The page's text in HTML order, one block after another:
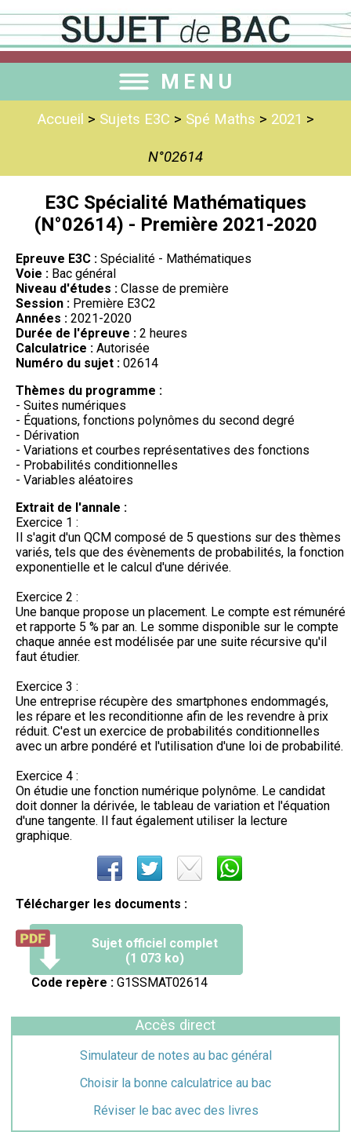
MENU
Accueil > Sujets E3C > Spé Maths > 2021 >
N°02614
E3C Spécialité Mathématiques
(N°02614) - Première 2021-2020
Epreuve E3C : Spécialité - Mathématiques
Voie : Bac général
Niveau d'études : Classe de première
Session : Première E3C2
Années : 2021-2020
Durée de l'épreuve : 2 heures
Calculatrice : Autorisée
Numéro du sujet : 02614
Thèmes du programme :
- Suites numériques
- Équations, fonctions polynômes du second degré
- Dérivation
- Variations et courbes représentatives des fonctions
- Probabilités conditionnelles
- Variables aléatoires
Extrait de l'annale :
Exercice 1 :
Il s'agit d'un QCM composé de 5 questions sur des thèmes
variés, tels que des évènements de probabilités, la fonction
exponentielle et le calcul d'une dérivée.
Exercice 2 :
Une banque propose un placement. Le compte est rémunéré
et rapporte 5 % par an. Le somme disponible sur le compte
chaque année est modélisée par une suite récursive qu'il
faut étudier.
Exercice 3 :
Une entreprise récupère des smartphones endommagés,
les répare et les reconditionne afin de les revendre à prix
réduit. C'est un exercice de probabilités conditionnelles
avec un arbre pondéré et l'utilisation d'une loi de probabilité.
Exercice 4 :
On étudie une fonction numérique polynôme. Le candidat
doit donner la dérivée, le tableau de variation et l'équation
d'une tangente. Il faut également utiliser la lecture
graphique.
Télécharger les documents :
Sujet officiel complet
(1 073 ko)
Code repère : G1SSMAT02614
Accès direct
Simulateur de notes au bac général
Choisir la bonne calculatrice au bac
Réviser le bac avec des livres